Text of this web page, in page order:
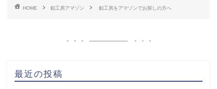
HOME 釦工房アマゾン 釦工房をアマゾンでお探しの方へ
最近の投稿